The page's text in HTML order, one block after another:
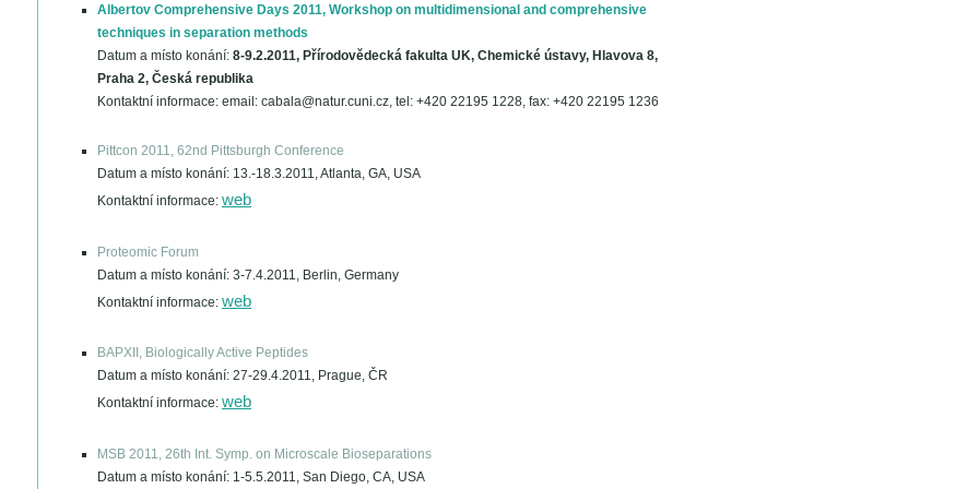
Albertov Comprehensive Days 2011, Workshop on multidimensional and comprehensive
techniques in separation methods
Datum a místo konání: 8-9.2.2011, Přírodovědecká fakulta UK, Chemické ústavy, Hlavova 8,
Praha 2, Česká republika
Kontaktní informace: email: cabala@natur.cuni.cz, tel: +420 22195 1228, fax: +420 22195 1236
Pittcon 2011, 62nd Pittsburgh Conference
Datum a místo konání: 13.-18.3.2011, Atlanta, GA, USA
Kontaktní informace: web
Proteomic Forum
Datum a místo konání: 3-7.4.2011, Berlin, Germany
Kontaktní informace: web
BAPXII, Biologically Active Peptides
Datum a místo konání: 27-29.4.2011, Prague, ČR
Kontaktní informace: web
MSB 2011, 26th Int. Symp. on Microscale Bioseparations
Datum a místo konání: 1-5.5.2011, San Diego, CA, USA